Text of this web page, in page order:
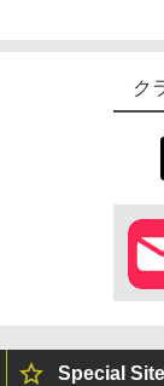
ク
Special Site